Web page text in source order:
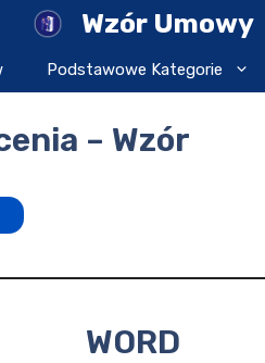
Wzór Umowy
Podstawowe Kategorie
– Wzór
WORD